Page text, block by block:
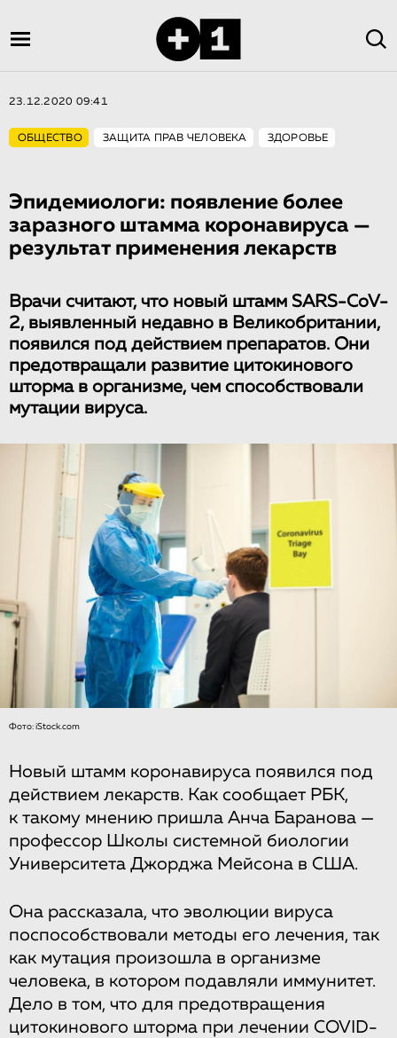
23.12.2020 09:41
ОБЩЕСТВО ЗАЩИТА ПРАВ ЧЕЛОВЕКА ЗДОРОВЬЕ
Эпидемиологи: появление более
заразного штамма коронавируса —
результат применения лекарств
Врачи считают, что новый штамм SARS-CoV-
2, выявленный недавно в Великобритании,
появился под действием препаратов. Они
предотвращали развитие цитокинового
шторма в организме, чем способствовали
мутации вируса.
Фото: iStock.com
Новый штамм коронавируса появился под
действием лекарств. Как сообщает РБК,
к такому мнению пришла Анча Баранова —
профессор Школы системной биологии
Университета Джорджа Мейсона в США.
Она рассказала, что эволюции вируса
поспособствовали методы его лечения, так
как мутация произошла в организме
человека, в котором подавляли иммунитет.
Дело в том, что для предотвращения
цитокинового шторма при лечении COVID-